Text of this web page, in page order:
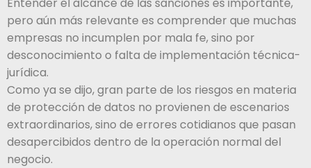
pero aún más relevante es comprender que muchas
empresas no incumplen por mala fe, sino por
desconocimiento o falta de implementación técnica-
jurídica.
Como ya se dijo, gran parte de los riesgos en materia
de protección de datos no provienen de escenarios
extraordinarios, sino de errores cotidianos que pasan
desapercibidos dentro de la operación normal del
negocio.